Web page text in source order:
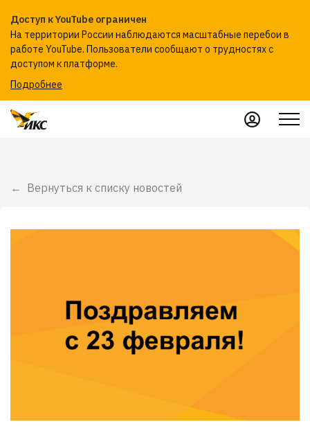
Доступ к YouTube ограничен
На территории России наблюдаются масштабные перебои в
работе YouTube. Пользователи сообщают о трудностях с
доступом к платформе.
Подробнее
Вернуться к списку новостей